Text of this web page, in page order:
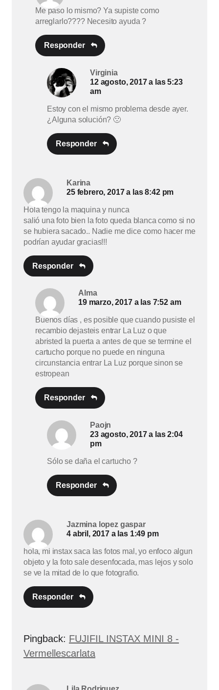
Me paso lo mismo? Ya supiste como
arreglarlo???? Necesito ayuda ?
Responder
Virginia
12 agosto, 2017 a las 5:23
am
Estoy con el mismo problema desde ayer.
¿Alguna solución? 🙁
Responder
Karina
25 febrero, 2017 a las 8:42 pm
Hola tengo la maquina y nunca
salió una foto bien la foto queda blanca como si no
se hubiera sacado.. Nadie me dice como hacer me
podrían ayudar gracias!!!
Responder
Alma
19 marzo, 2017 a las 7:52 am
Buenos días , es posible que cuando pusiste el
recambio dejasteis entrar La Luz o que
abristed la puerta a antes de que se termine el
cartucho porque no puede en ninguna
circunstancia entrar La Luz porque sinon se
estropean
Responder
Paojn
23 agosto, 2017 a las 2:04
pm
Sólo se daña el cartucho ?
Responder
Jazmina lopez gaspar
4 abril, 2017 a las 1:49 pm
hola, mi instax saca las fotos mal, yo enfoco algun
objeto y la foto sale desenfocada, mas lejos y solo
se ve la mitad de lo que fotografio.
Responder
Pingback: FUJIFIL INSTAX MINI 8 -
Vermellescarlata